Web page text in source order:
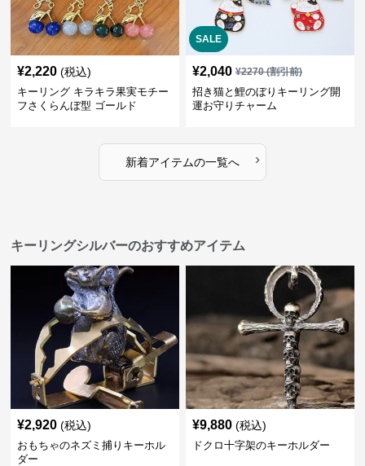
¥2,220 (税込)
キーリング キラキラ果実モチー
フさくらんぼ型 ゴールド
SALE
¥2,040 ¥2270(割引前)
招き猫と鯉のぼりキーリング開
運お守りチャーム
新着アイテムの一覧へ ›
キーリングシルバーのおすすめアイテム
¥2,920 (税込)
おもちゃのネズミ捕りキーホル
ダー
¥9,880 (税込)
ドクロ十字架のキーホルダー